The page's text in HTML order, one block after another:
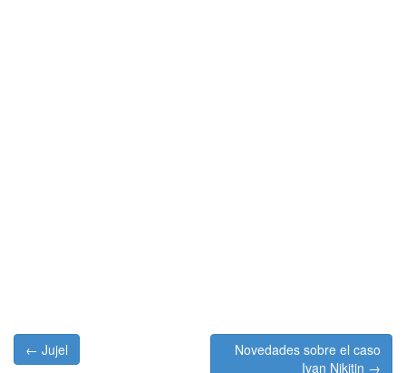
Post
← Jujel
Novedades sobre el caso
Ivan Nikitin →